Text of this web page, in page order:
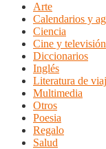
Arte
Calendarios y
Ciencia
Cine y televisión
Diccionarios
Inglés
Literatura de
Multimedia
Otros
Poesia
Regalo
Salud